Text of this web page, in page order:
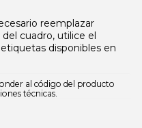
reemplazar
cuadro, utilice el
disponibles en
al código del producto
técnicas.